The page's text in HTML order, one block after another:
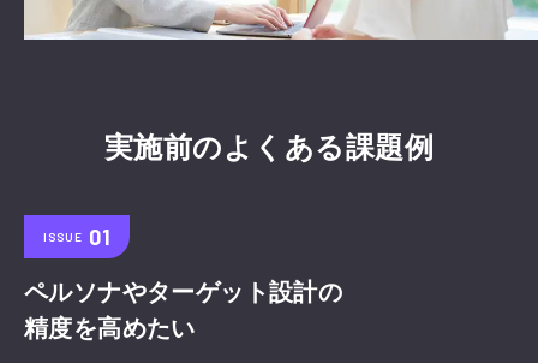
実施前のよくある課題例
ISSUE
ペルソナやターゲット設計の
精度を高めたい